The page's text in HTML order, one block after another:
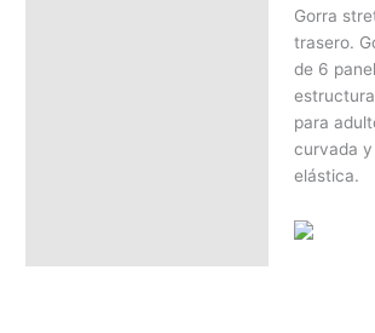
Gorra
trasero.
de 6
para
curvada
elástica.